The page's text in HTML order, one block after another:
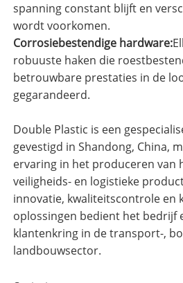
spanning constant blijft en
wordt voorkomen.
Corrosiebestendige hardware:
robuuste haken die
betrouwbare prestaties in de
gegarandeerd.
Double Plastic is een
gevestigd in Shandong, China,
ervaring in het produceren van
veiligheids- en logistieke
innovatie, kwaliteitscontrole en
oplossingen bedient het bedrijf
klantenkring in de transport-,
landbouwsector.